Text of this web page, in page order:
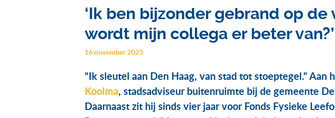
‘Ik ben bijzonder gebrand op de
wordt mijn collega er beter van?’
16 november 2023
“Ik sleutel aan Den Haag, van stad tot stoeptegel.” Aan
Koolma, stadsadviseur buitenruimte bij de gemeente
Daarnaast zit hij sinds vier jaar voor Fonds Fysieke